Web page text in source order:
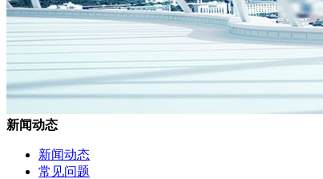
新闻动态
新闻动态
常见问题